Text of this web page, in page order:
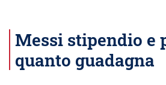
Messi stipendio e
quanto guadagna